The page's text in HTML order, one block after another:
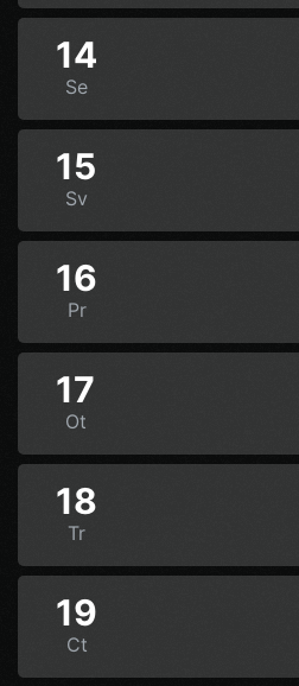
14
Se
15
Sv
16
Pr
17
Ot
18
Tr
19
Ct